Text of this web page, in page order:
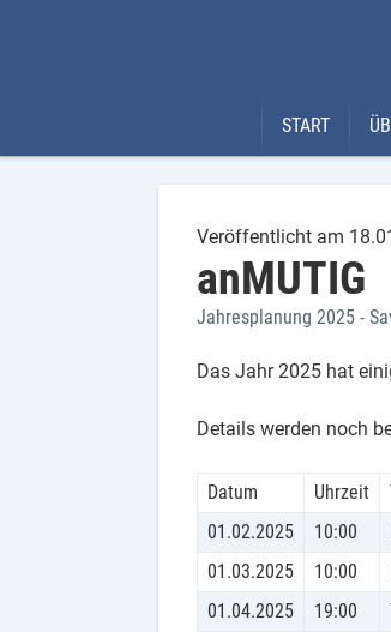
START
Veröffentlicht am
anMUTIG
Jahresplanung 2025 -
Das Jahr 2025 hat
Details werden noch
Datum Uhrzeit
01.02.2025
10:00
01.03.2025
10:00
01.04.2025
19:00